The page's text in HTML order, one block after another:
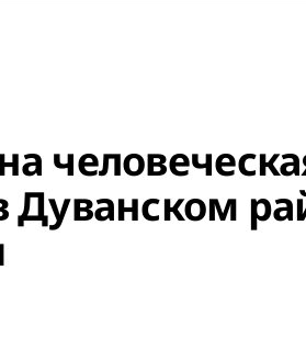
Дуванском